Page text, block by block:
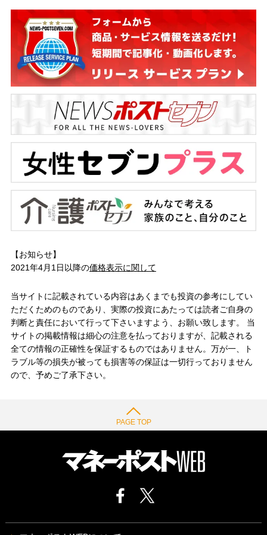
【お知らせ】
2021年4月1日以降の価格表示に関して
当サイトに記載されている内容はあくまでも投資の参考にしてい
ただくためのものであり、実際の投資にあたっては読者ご自身の
判断と責任において行って下さいますよう、お願い致します。 当
サイトの掲載情報は細心の注意を払っておりますが、記載される
全ての情報の正確性を保証するものではありません。万が一、ト
ラブル等の損失が被っても損害等の保証は一切行っておりません
ので、予めご了承下さい。
PAGE TOP